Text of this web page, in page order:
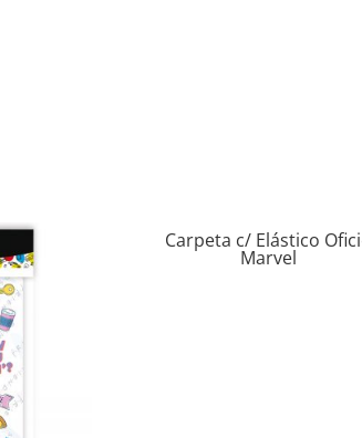
Carpeta c/ Elástico
Marvel